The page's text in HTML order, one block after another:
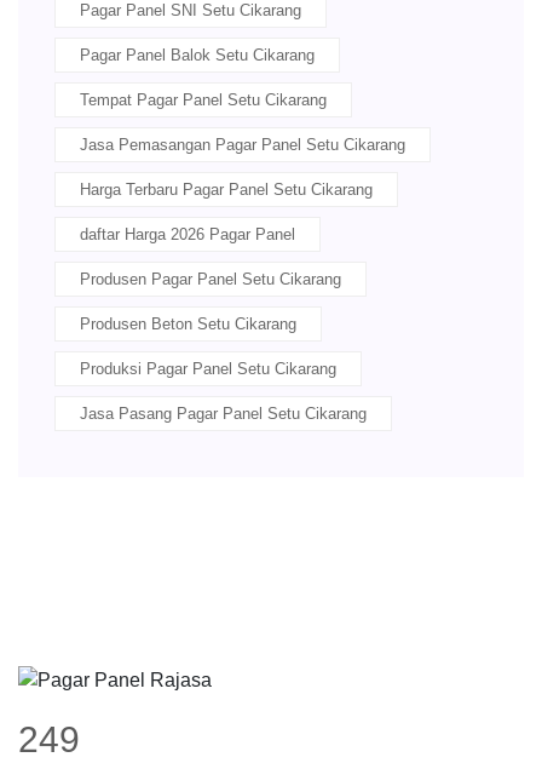
Pagar Panel SNI Setu Cikarang
Pagar Panel Balok Setu Cikarang
Tempat Pagar Panel Setu Cikarang
Jasa Pemasangan Pagar Panel Setu Cikarang
Harga Terbaru Pagar Panel Setu Cikarang
daftar Harga 2026 Pagar Panel
Produsen Pagar Panel Setu Cikarang
Produsen Beton Setu Cikarang
Produksi Pagar Panel Setu Cikarang
Jasa Pasang Pagar Panel Setu Cikarang
315